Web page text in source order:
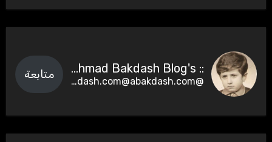
:: Ahmad Bakdash Blog's ::
@abakdash.com@abakdash.com
متابعة